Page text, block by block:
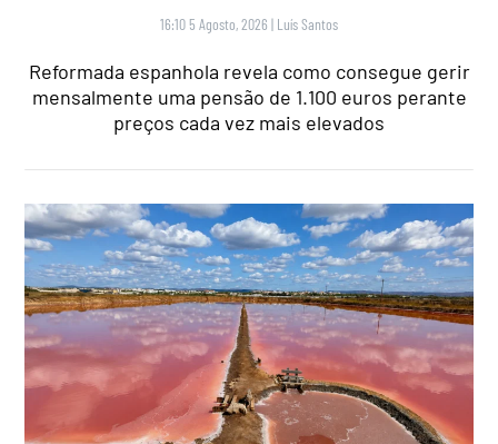
16:10 5 Agosto, 2026 | Luís Santos
Reformada espanhola revela como consegue gerir
mensalmente uma pensão de 1.100 euros perante
preços cada vez mais elevados